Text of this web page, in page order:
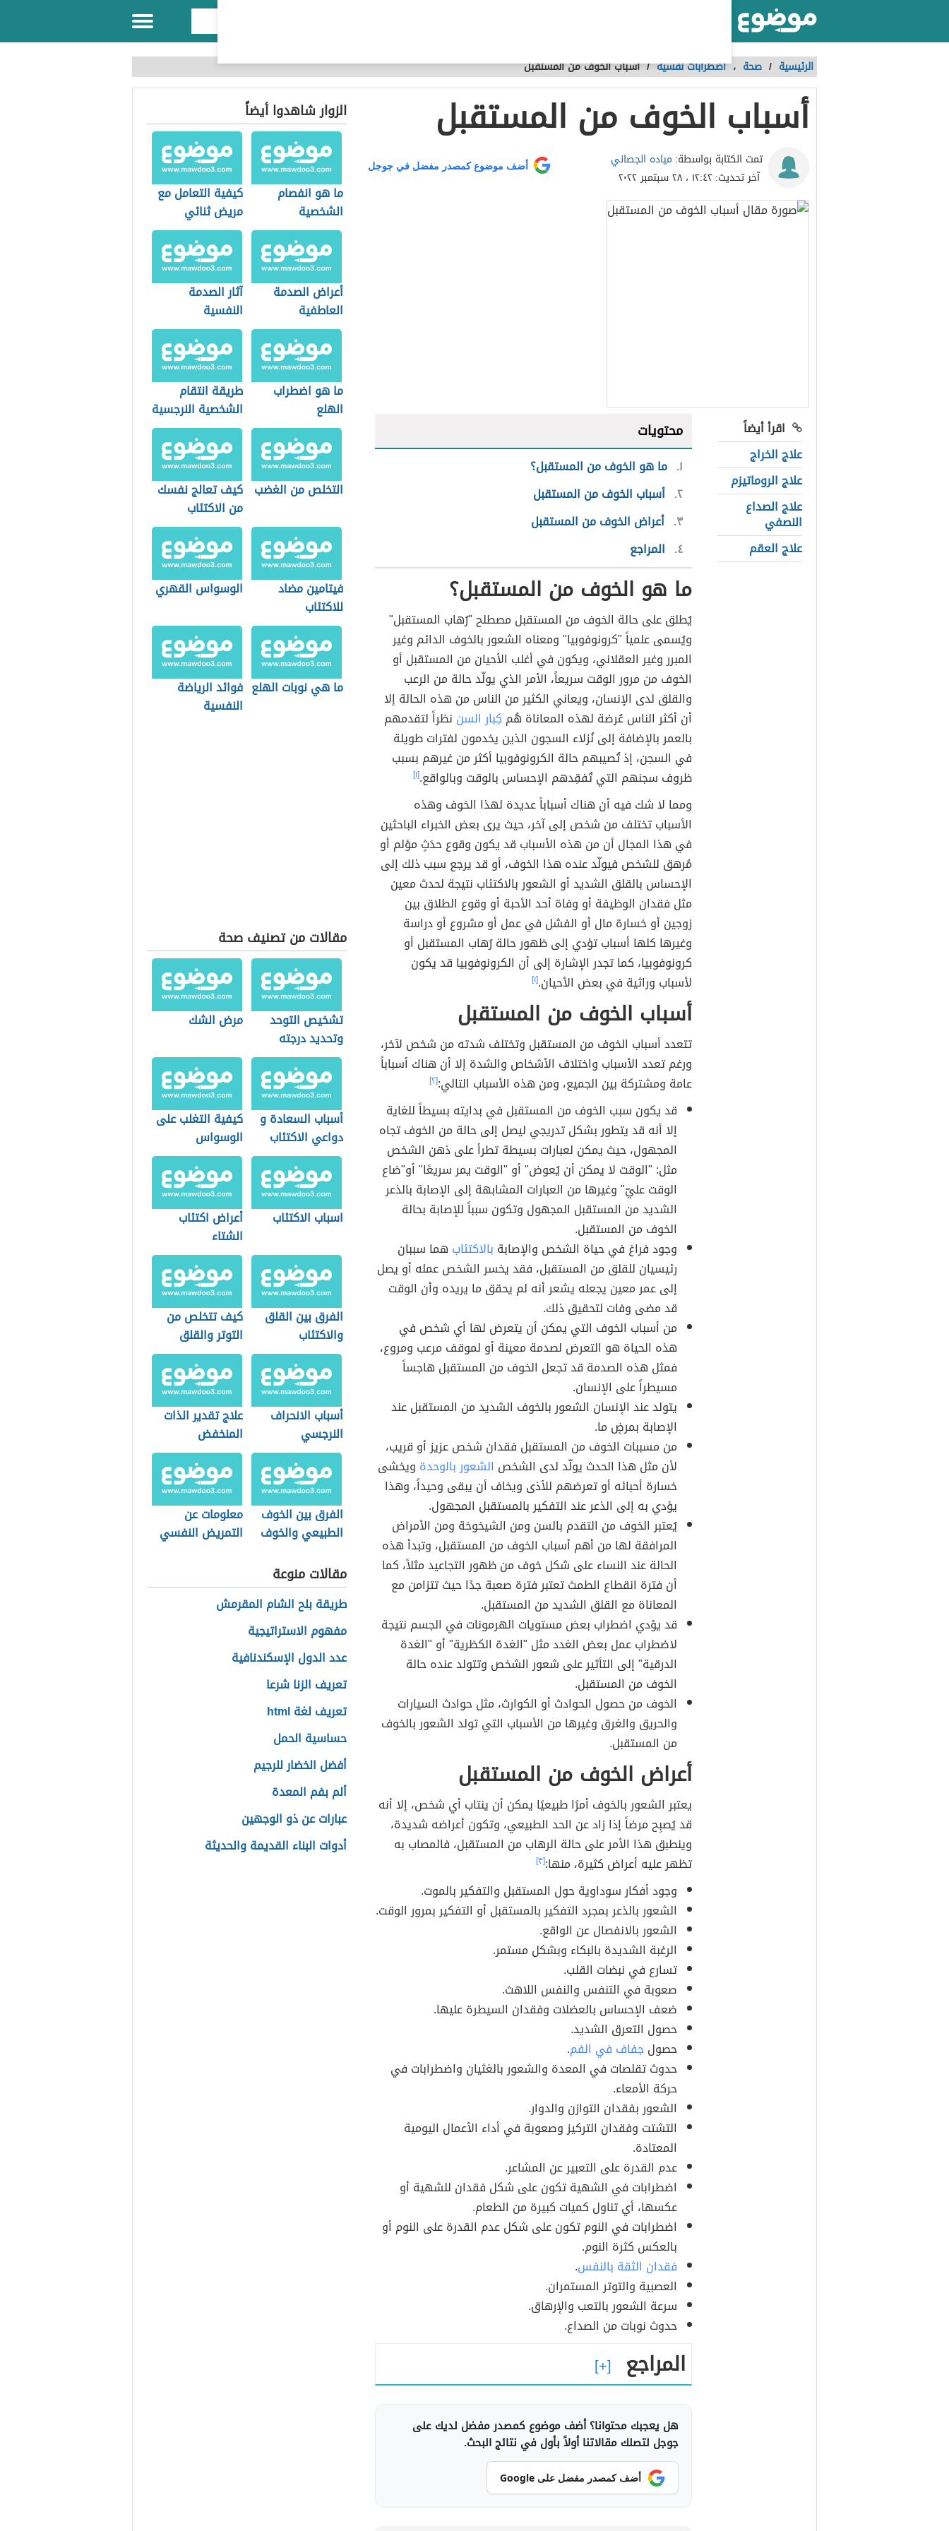
الرئيسية / صحة ،اضطرابات نفسية /أسباب الخوف من المستقبل
أسباب الخوف من المستقبل
تمت الكتابة بواسطة: مياده الجصاني
آخر تحديث:١٢:٤٢ ، ٢٨ سبتمبر ٢٠٢٢
أضف موضوع كمصدر مفضل في جوجل
اقرأ أيضاً
علاج الخراج
علاج الروماتيزم
علاج الصداع
النصفي
علاج العقم
محتويات
١ ما هو الخوف من المستقبل؟
٢ أسباب الخوف من المستقبل
٣ أعراض الخوف من المستقبل
٤ المراجع
ما هو الخوف من المستقبل؟
يُطلق على حالة الخوف من المستقبل مصطلح "رُهاب المستقبل"
ويُسمى علمياً "كرونوفوبيا" ومعناه الشعور بالخوف الدائم وغير
المبرر وغير العقلاني، ويكون في أغلب الأحيان من المستقبل أو
الخوف من مرور الوقت سريعاً، الأمر الذي يولّد حالة من الرعب
والقلق لدى الإنسان، ويعاني الكثير من الناس من هذه الحالة إلا
أن أكثر الناس عُرضة لهذه المعاناة هُم كِبار السن نظراً لتقدمهم
بالعمر بالإضافة إلى نُزلاء السجون الذين يخدمون لفترات طويلة
في السجن، إذ تُصيبهم حالة الكرونوفوبيا أكثر من غيرهم بسبب
ظروف سجنهم التي تُفقِدهم الإحساس بالوقت وبالواقع.[١]
ومما لا شك فيه أن هناك أسباباً عديدة لهذا الخوف وهذه
الأسباب تختلف من شخص إلى آخر، حيث يرى بعض الخبراء الباحثين
في هذا المجال أن من هذه الأسباب قد يكون وقوع حدَثٍ مؤلم أو
مُرهق للشخص فيولّد عنده هذا الخوف، أو قد يرجع سبب ذلك إلى
الإحساس بالقلق الشديد أو الشعور بالاكتئاب نتيجة لحدث معين
مثل فقدان الوظيفة أو وفاة أحد الأحبة أو وقوع الطلاق بين
زوجين أو خسارة مال أو الفشل في عمل أو مشروع أو دراسة
وغيرها كلها أسباب تؤدي إلى ظهور حالة رُهاب المستقبل أو
كرونوفوبيا، كما تجدر الإشارة إلى أن الكرونوفوبيا قد يكون
لأسباب وراثية في بعض الأحيان.[١]
أسباب الخوف من المستقبل
تتعدد أسباب الخوف من المستقبل وتختلف شدته من شخص لآخر،
ورغم تعدد الأسباب واختلاف الأشخاص والشدة إلا أن هناك أسباباً
عامة ومشتركة بين الجميع، ومن هذه الأسباب التالي:[٢]
قد يكون سبب الخوف من المستقبل في بدايته بسيطاً للغاية
إلا أنه قد يتطور بشكل تدريجي ليصل إلى حالة من الخوف تجاه
المجهول، حيث يمكن لعبارات بسيطة تطرأ على ذهن الشخص
مثل: "الوقت لا يمكن أن يُعوض" أو "الوقت يمر سريعًا" أو"ضاع
الوقت عليّ" وغيرها من العبارات المشابهة إلى الإصابة بالذعر
الشديد من المستقبل المجهول وتكون سبباً للإصابة بحالة
الخوف من المستقبل.
وجود فراغ في حياة الشخص والإصابة بالاكتئاب هما سببان
رئيسيان للقلق من المستقبل، فقد يخسر الشخص عمله أو يصل
إلى عمر معين يجعله يشعر أنه لم يحقق ما يريده وأن الوقت
قد مضى وفات لتحقيق ذلك.
من أسباب الخوف التي يمكن أن يتعرض لها أي شخص في
هذه الحياة هو التعرض لصدمة معينة أو لموقف مرعب ومروع،
فمثل هذه الصدمة قد تجعل الخوف من المستقبل هاجساً
مسيطراً على الإنسان.
يتولد عند الإنسان الشعور بالخوف الشديد من المستقبل عند
الإصابة بمرضٍ ما.
من مسببات الخوف من المستقبل فقدان شخص عزيز أو قريب،
لأن مثل هذا الحدث يولّد لدى الشخص الشعور بالوحدة ويخشى
خسارة أحبائه أو تعرضهم للأذى ويخاف أن يبقى وحيداً، وهذا
يؤدي به إلى الذعر عند التفكير بالمستقبل المجهول.
يُعتبر الخوف من التقدم بالسن ومن الشيخوخة ومن الأمراض
المرافقة لها من أهم أسباب الخوف من المستقبل، وتبدأ هذه
الحالة عند النساء على شكل خوف من ظهور التجاعيد مثلاً، كما
أن فترة انقطاع الطمث تعتبر فترة صعبة جدًا حيث تتزامن مع
المعاناة مع القلق الشديد من المستقبل.
قد يؤدي اضطراب بعض مستويات الهرمونات في الجسم نتيجة
لاضطراب عمل بعض الغدد مثل "الغدة الكظرية" أو "الغدة
الدرقية" إلى التأثير على شعور الشخص وتتولد عنده حالة
الخوف من المستقبل.
الخوف من حصول الحوادث أو الكوارث، مثل حوادث السيارات
والحريق والغرق وغيرها من الأسباب التي تولد الشعور بالخوف
من المستقبل.
أعراض الخوف من المستقبل
يعتبر الشعور بالخوف أمرًا طبيعيًا يمكن أن ينتاب أي شخص، إلا أنه
قد يُصبِح مرضاً إذا زاد عن الحد الطبيعي، وتكون أعراضه شديدة،
وينطبق هذا الأمر على حالة الرهاب من المستقبل، فالمصاب به
تظهر عليه أعراض كثيرة، منها:[٣]
وجود أفكار سوداوية حول المستقبل والتفكير بالموت.
الشعور بالذعر بمجرد التفكير بالمستقبل أو التفكير بمرور الوقت.
الشعور بالانفصال عن الواقع.
الرغبة الشديدة بالبكاء وبشكل مستمر.
تسارع في نبضات القلب.
صعوبة في التنفس والنفس اللاهث.
ضعف الإحساس بالعضلات وفقدان السيطرة عليها.
حصول التعرق الشديد.
حصولجفاف في الفم.
حدوث تقلصات في المعدة والشعور بالغثيان واضطرابات في
حركة الأمعاء.
الشعور بفقدان التوازن والدوار.
التشتت وفقدان التركيز وصعوبة في أداء الأعمال اليومية
المعتادة.
عدم القدرة على التعبير عن المشاعر.
اضطرابات في الشهية تكون على شكل فقدان للشهية أو
عكسها، أي تناول كميات كبيرة من الطعام.
اضطرابات في النوم تكون على شكل عدم القدرة على النوم أو
بالعكس كثرة النوم.
فقدان الثقة بالنفس.
العصبية والتوتر المستمران.
سرعة الشعور بالتعب والإرهاق.
حدوث نوبات من الصداع.
المراجع
هل يعجبك محتوانا؟ أضف موضوع كمصدر مفضل لديك على
جوجل لتصلك مقالاتنا أولاً بأول في نتائج البحث.
أضف كمصدر مفضل على Google
الزوار شاهدوا أيضاً
ما هو انفصام
الشخصية
كيفية التعامل مع
مريض ثنائي
القطب
أعراض الصدمة
العاطفية
آثار الصدمة
النفسية
ما هو اضطراب
الهلع
طريقة انتقام
الشخصية النرجسية
التخلص من الغضب كيف تعالج نفسك
من الاكتئاب
فيتامين مضاد
للاكتئاب
الوسواس القهري
ما هي نوبات الهلع فوائد الرياضة
النفسية
مقالات من تصنيف صحة
تشخيص التوحد
وتحديد درجته
مرض الشك
أسباب السعادة و
دواعي الاكتئاب
كيفية التغلب على
الوسواس
اسباب الاكتئاب
أعراض اكتئاب
الشتاء
الفرق بين القلق
والاكتئاب
كيف تتخلص من
التوتر والقلق
أسباب الانحراف
النرجسي
علاج تقدير الذات
المنخفض
الفرق بين الخوف
الطبيعي والخوف
معلومات عن
التمريض النفسي
مقالات منوعة
طريقة بلح الشام المقرمش
مفهوم الاستراتيجية
عدد الدول الإسكندنافية
تعريف الزنا شرعا
تعريف لغة html
حساسية الحمل
أفضل الخضار للرجيم
ألم بفم المعدة
عبارات عن ذو الوجهين
أدوات البناء القديمة والحديثة